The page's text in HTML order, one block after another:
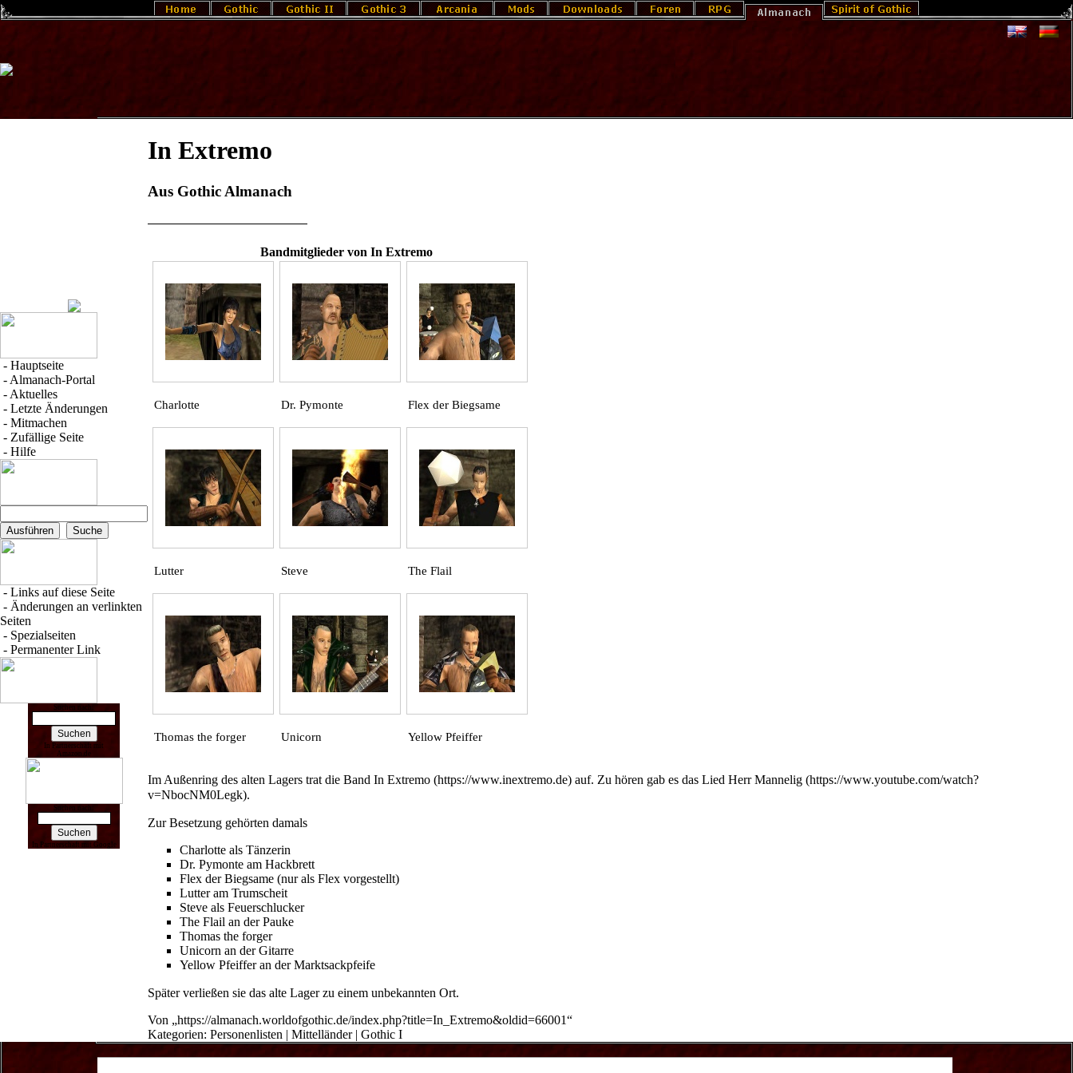
- Hauptseite
- Almanach-Portal
- Aktuelles
- Letzte Änderungen
- Mitmachen
- Zufällige Seite
- Hilfe
- Links auf diese Seite
- Änderungen an verlinkten
Seiten
- Spezialseiten
- Permanenter Link
Suchen nach:
In Partnerschaft mit
Amazon.de
Suchen nach:
In Partnerschaft mit Google
In Extremo
Aus Gothic Almanach
Bandmitglieder von In Extremo
Charlotte Dr. Pymonte Flex der Biegsame
Lutter Steve The Flail
Thomas the forger Unicorn Yellow Pfeiffer
Im Außenring des alten Lagers trat die Band In Extremo auf. Zu hören gab es das Lied Herr Mannelig
.
Zur Besetzung gehörten damals
Charlotte als Tänzerin
Dr. Pymonte am Hackbrett
Flex der Biegsame (nur als Flex vorgestellt)
Lutter am Trumscheit
Steve als Feuerschlucker
The Flail an der Pauke
Thomas the forger
Unicorn an der Gitarre
Yellow Pfeiffer an der Marktsackpfeife
Später verließen sie das alte Lager zu einem unbekannten Ort.
Von „https://almanach.worldofgothic.de/index.php?title=In_Extremo&oldid=66001“
Kategorien: Personenlisten | Mittelländer| Gothic I